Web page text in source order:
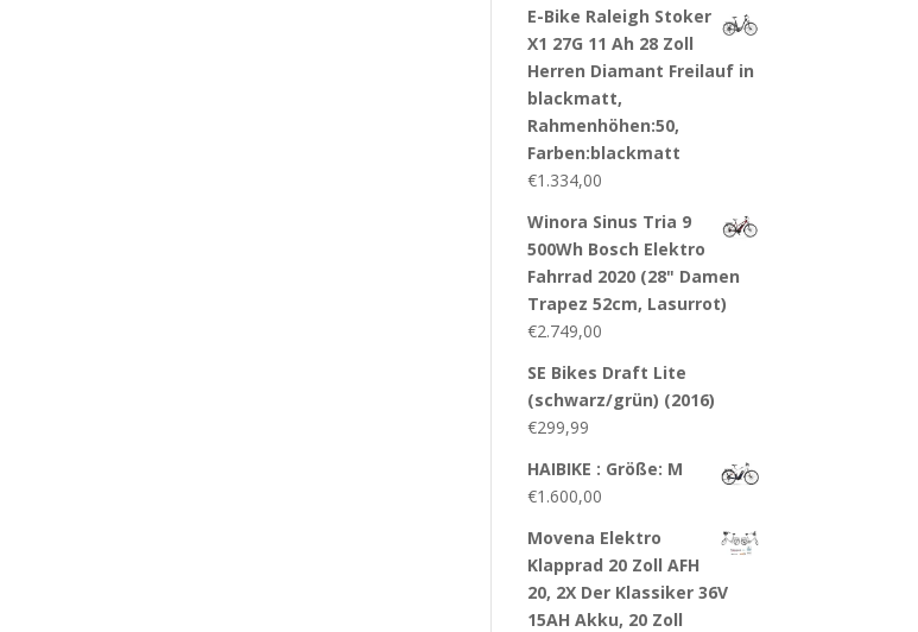
E-Bike Raleigh Stoker
X1 27G 11 Ah 28 Zoll
Herren Diamant Freilauf in
blackmatt,
Rahmenhöhen:50,
Farben:blackmatt
€1.334,00
Winora Sinus Tria 9
500Wh Bosch Elektro
Fahrrad 2020 (28" Damen
Trapez 52cm, Lasurrot)
€2.749,00
SE Bikes Draft Lite
(schwarz/grün) (2016)
€299,99
HAIBIKE : Größe: M
€1.600,00
Movena Elektro
Klapprad 20 Zoll AFH
20, 2X Der Klassiker 36V
15AH Akku, 20 Zoll